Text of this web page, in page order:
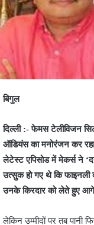
बिगुल
दिल्ली :- फेमस टेलीविजन
ऑडियंस का मनोरंजन कर रहा
लेटेस्ट एपिसोड में मेकर्स ने
उत्सुक हो गए थे कि फाइनली
उनके किरदार को लेते हुए आगे
लेकिन उम्मीदों पर तब पानी